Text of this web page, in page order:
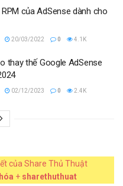
của AdSense dành cho
20/03/2022 0 4.1K
thay thế Google AdSense
02/12/2023 0 2.4K
của Share Thủ Thuật
+ sharethuthuat